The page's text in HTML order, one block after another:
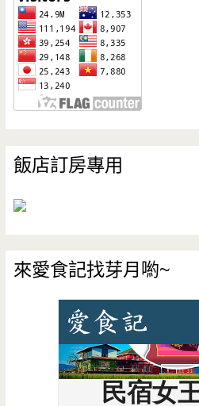
飯店訂房專用
來愛食記找芽月喲~